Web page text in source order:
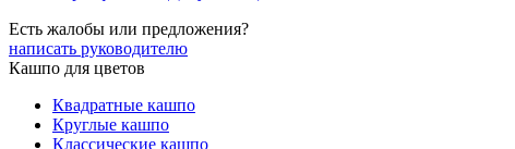
Есть жалобы или предложения?
написать руководителю
Кашпо для цветов
Квадратные кашпо
Круглые кашпо
Классические кашпо